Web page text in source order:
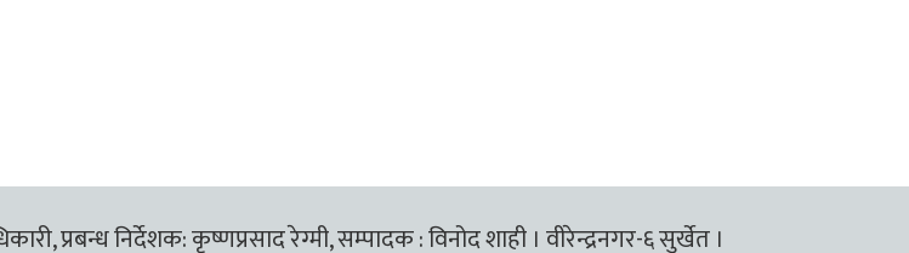
प्रबन्ध निर्देशक: कृष्णप्रसाद रेग्मी, सम्पादक : विनोद शाही । वीरेन्द्रनगर-६ सुर्खेत ।